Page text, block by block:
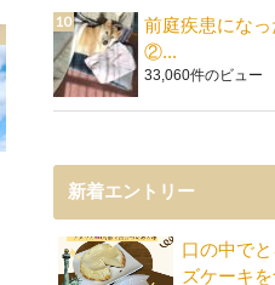
前庭疾患にな
②...
33,060件のビュー
新着エントリー
口の中で
ズケーキ